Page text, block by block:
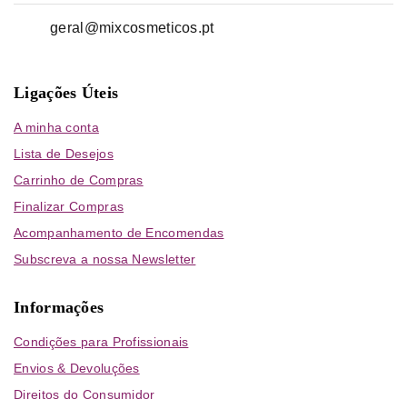
geral@mixcosmeticos.pt
Ligações Úteis
A minha conta
Lista de Desejos
Carrinho de Compras
Finalizar Compras
Acompanhamento de Encomendas
Subscreva a nossa Newsletter
Informações
Condições para Profissionais
Envios & Devoluções
Direitos do Consumidor